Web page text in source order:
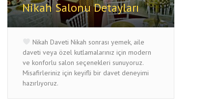
Nikah Salonu Detayları
Nikah Daveti Nikah sonrası yemek, aile
daveti veya özel kutlamalarınız için modern
ve konforlu salon seçenekleri sunuyoruz.
Misafirleriniz için keyifli bir davet deneyimi
hazırlıyoruz.